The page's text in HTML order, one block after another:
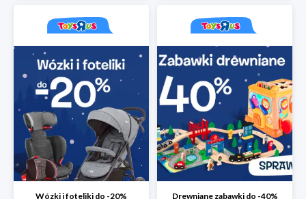
Wózki i foteliki do -20% Drewniane zabawki do -40%